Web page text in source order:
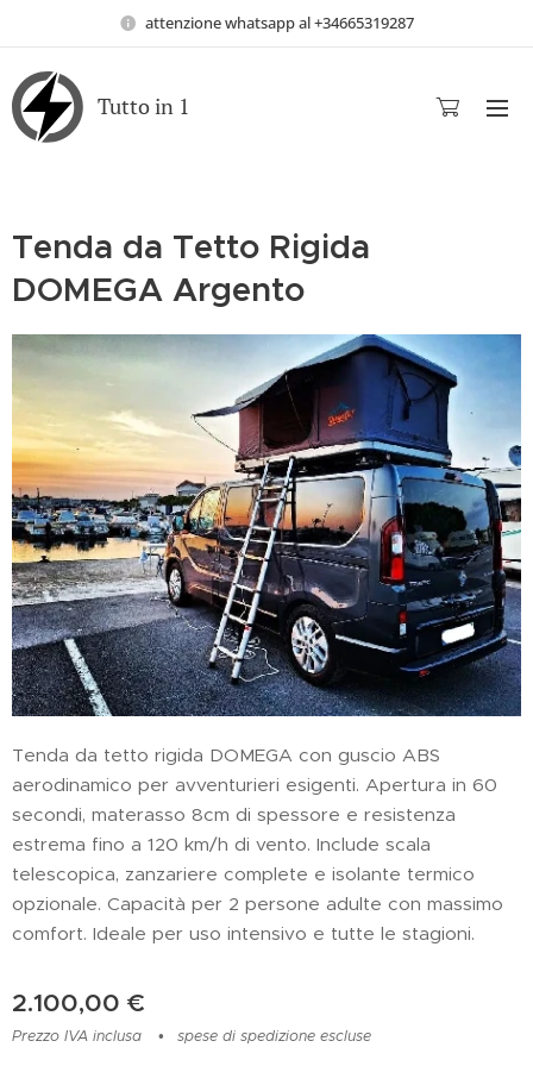
attenzione whatsapp al +34665319287
Tutto in 1
Tenda da Tetto Rigida
DOMEGA Argento
Tenda da tetto rigida DOMEGA con guscio ABS
aerodinamico per avventurieri esigenti. Apertura in 60
secondi, materasso 8cm di spessore e resistenza
estrema fino a 120 km/h di vento. Include scala
telescopica, zanzariere complete e isolante termico
opzionale. Capacità per 2 persone adulte con massimo
comfort. Ideale per uso intensivo e tutte le stagioni.
2.100,00 €
Prezzo IVA inclusa spese di spedizione escluse